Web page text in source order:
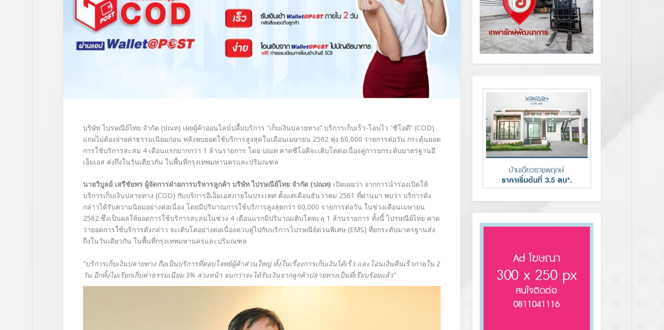
บริษัท ไปรษณีย์ไทย จำกัด (ปณท) เผยผู้ค้าออนไลน์ปลื้มบริการ “เก็บเงินปลายทาง” บริการเก็บเร็ว-โอนไว “ซีโอดี” (COD)
แถมไม่ต้องจ่ายค่าธรรมเนียมก่อน หลังพบยอดใช้บริการสูงสุดในเดือนเมษายน 2562 พุ่ง 60,000 รายการต่อวัน กระตุ้นยอด
การใช้บริการสะสม 4 เดือนแรกมากกว่า 1 ล้านรายการ โดย ปณท คาดซีโอดีจะเติบโตต่อเนื่องคู่การยกระดับมาตรฐานอี
เอ็มเอส ส่งถึงในวันเดียวกัน ในพื้นที่กรุงเทพมหานครและปริมณฑล
นายวิบูลย์ เสรีชัยพร ผู้จัดการฝ่ายการบริหารลูกค้า บริษัท ไปรษณีย์ไทย จำกัด (ปณท) เปิดเผยว่า จากการนำร่องเปิดให้
บริการเก็บเงินปลายทาง (COD) กับบริการอีเอ็มเอสภายในประเทศ ตั้งแต่เดือนธันวาคม 2561 ที่ผ่านมา พบว่า บริการดัง
กล่าวได้รับความนิยมอย่างต่อเนื่อง โดยมีปริมาณการใช้บริการสูงสุดกว่า 60,000 รายการต่อวัน ในช่วงเดือนเมษายน
2562 ซึ่งเป็นผลให้ยอดการใช้บริการสะสมในช่วง 4 เดือนแรกมีปริมาณเติบโตทะลุ 1 ล้านรายการ ทั้งนี้ ไปรษณีย์ไทย คาด
ว่ายอดการใช้บริการดังกล่าว จะเติบโตอย่างต่อเนื่องควบคู่ไปกับบริการไปรษณีย์ด่วนพิเศษ (EMS) ที่ยกระดับมาตรฐานส่ง
ถึงในวันเดียวกัน ในพื้นที่กรุงเทพมหานครและปริมณฑล
“บริการเก็บเงินปลายทาง ถือเป็นบริการที่ตอบโจทย์ผู้ค้าส่วนใหญ่ ทั้งในเรื่องการเก็บเงินได้เร็ว และโอนเงินคืนเร็วภายใน 2
วัน อีกทั้งไม่เรียกเก็บค่าธรรมเนียม3% ล่วงหน้า จนกว่าจะได้รับเงินจากลูกค้าปลายทางเป็นที่เรียบร้อยแล้ว”